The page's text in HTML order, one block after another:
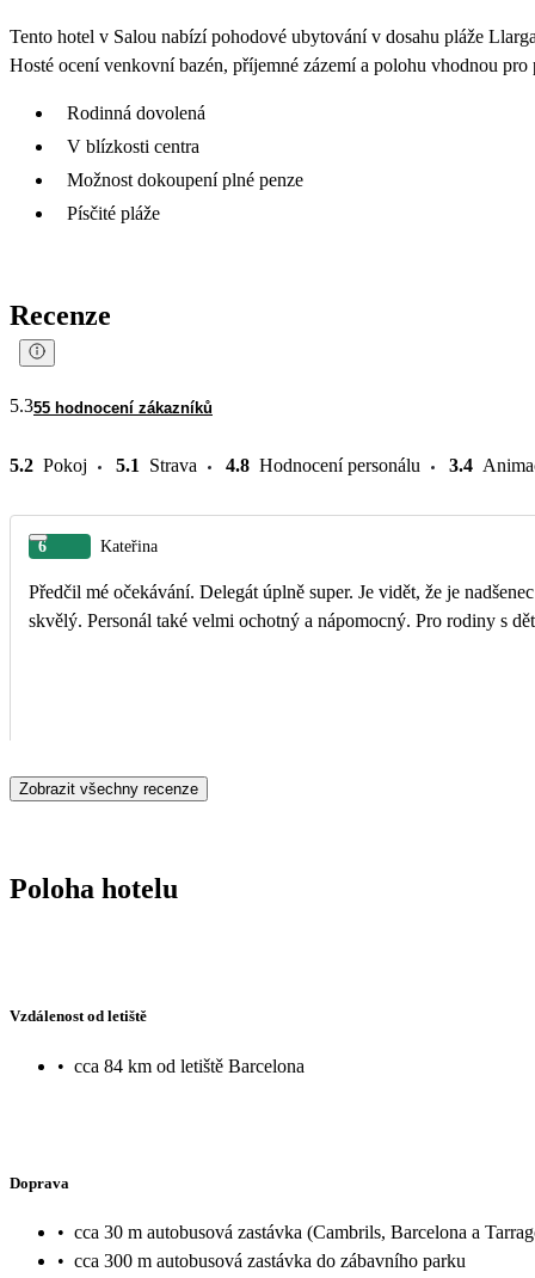
Tento hotel v Salou nabízí pohodové ubytování v dosahu pláže
Hosté ocení venkovní bazén, příjemné zázemí a polohu vhodnou
Rodinná dovolená
V blízkosti centra
Možnost dokoupení plné penze
Písčité pláže
Recenze
5.355 hodnocení zákazníků
5.2 Pokoj 5.1 Strava 4.8 Hodnocení personálu 3.4
6 Kateřina
Předčil mé očekávání. Delegát úplně super. Je vidět, že je
skvělý. Personál také velmi ochotný a nápomocný. Pro rodiny s
Zobrazit všechny recenze
Poloha hotelu
Vzdálenost od letiště
• cca 84 km od letiště Barcelona
Doprava
• cca 30 m autobusová zastávka (Cambrils, Barcelona a
• cca 300 m autobusová zastávka do zábavního parku